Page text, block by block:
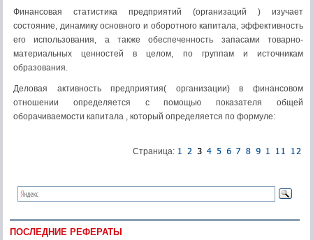
Финансовая статистика предприятий (организаций ) изучает
состояние, динамику основного и оборотного капитала, эффективность
его использования, а также обеспеченность запасами товарно-
материальных ценностей в целом, по группам и источникам
образования.
Деловая активность предприятия( организации) в финансовом
отношении определяется с помощью показателя общей
оборачиваемости капитала , который определяется по формуле:
Страница:
ПОСЛЕДНИЕ РЕФЕРАТЫ